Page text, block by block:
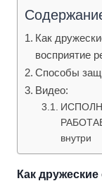
Как
восприятие
Способы
Видео:
внутри
Как